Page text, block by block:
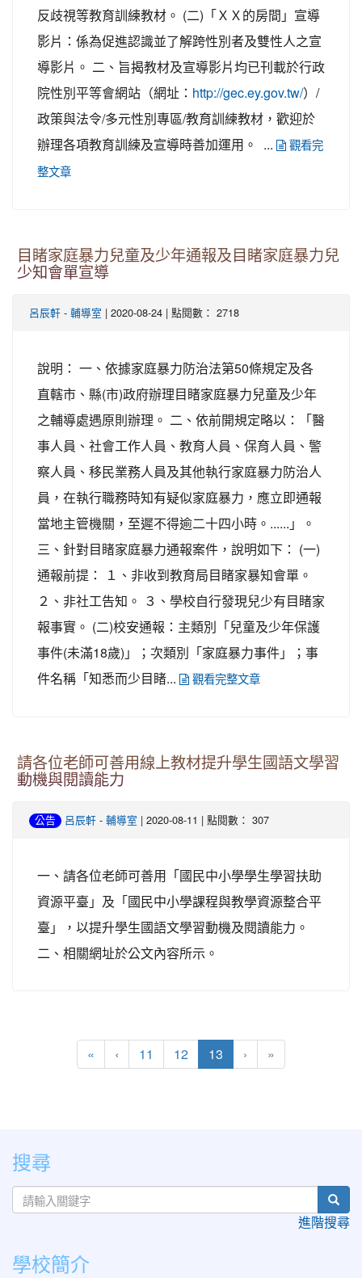
反歧視等教育訓練教材。 (二)「ＸＸ的房間」宣導
影片：係為促進認識並了解跨性別者及雙性人之宣
導影片。 二、旨揭教材及宣導影片均已刊載於行政
院性別平等會網站（網址： http://gec.ey.gov.tw/）/
政策與法令/多元性別專區/教育訓練教材，歡迎於
辦理各項教育訓練及宣導時善加運用。 ...
觀看完
整文章
目睹家庭暴力兒童及少年通報及目睹家庭暴力兒
少知會單宣導
呂辰軒 - 輔導室 | 2020-08-24 | 點閱數： 2718
說明： 一、依據家庭暴力防治法第50條規定及各
直轄市、縣(市)政府辦理目睹家庭暴力兒童及少年
之輔導處遇原則辦理。 二、依前開規定略以：「醫
事人員、社會工作人員、教育人員、保育人員、警
察人員、移民業務人員及其他執行家庭暴力防治人
員，在執行職務時知有疑似家庭暴力，應立即通報
當地主管機關，至遲不得逾二十四小時。......」。
三、針對目睹家庭暴力通報案件，說明如下： (一)
通報前提： １、非收到教育局目睹家暴知會單。
２、非社工告知。 ３、學校自行發現兒少有目睹家
報事實。 (二)校安通報：主類別「兒童及少年保護
事件(未滿18歲)」；次類別「家庭暴力事件」；事
件名稱「知悉而少目睹...
觀看完整文章
請各位老師可善用線上教材提升學生國語文學習
動機與閱讀能力
公告 呂辰軒 - 輔導室 | 2020-08-11 | 點閱數： 307
一、請各位老師可善用「國民中小學學生學習扶助
資源平臺」及「國民中小學課程與教學資源整合平
臺」，以提升學生國語文學習動機及閱讀能力。
二、相關網址於公文內容所示。
« ‹ 11 12 13 (current)
› »
:::
搜尋
進階搜尋
學校簡介